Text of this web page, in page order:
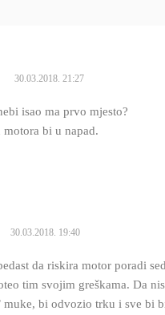
30.03.2018. 21:27
isao ma prvo mjesto?
bi u napad.
30.03.2018. 19:40
da riskira motor poradi
tim svojim greškama. Da
muke, bi odvozio trku i sve bi